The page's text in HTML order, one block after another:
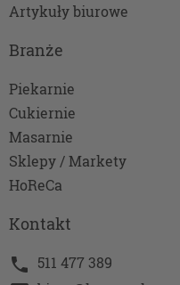
Artykuły biurowe
Branże
Piekarnie
Cukiernie
Masarnie
Sklepy / Markety
HoReCa
Kontakt
phone 511 477 389